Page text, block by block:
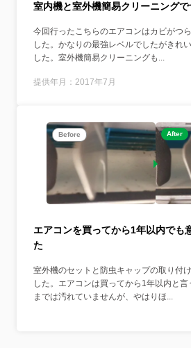
室内機と室外機簡易クリーニング
今回行ったこちらのエアコンはカビがつ
した。かなりの最強レベルでしたがきれ
した。室外機簡易クリーニングも...
提供年月：2017年7月
Before After
エアコンを買ってから1年以内でも
た
室外機のセットと防虫キャップの取り付
した。エアコンは買ってから1年以内と言
までは汚れていませんが、やはりほ...